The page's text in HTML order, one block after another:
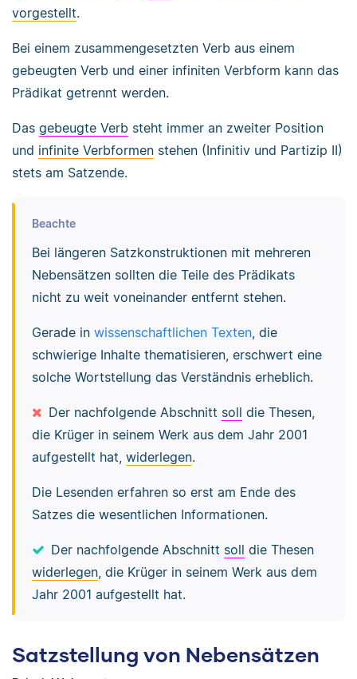
vorgestellt.
Bei einem zusammengesetzten Verb aus einem
gebeugten Verb und einer infiniten Verbform kann das
Prädikat getrennt werden.
Das gebeugte Verb steht immer an zweiter Position
und infinite Verbformen stehen (Infinitiv und Partizip II)
stets am Satzende.
Beachte
Bei längeren Satzkonstruktionen mit mehreren
Nebensätzen sollten die Teile des Prädikats
nicht zu weit voneinander entfernt stehen.
Gerade in wissenschaftlichen Texten, die
schwierige Inhalte thematisieren, erschwert eine
solche Wortstellung das Verständnis erheblich.
Der nachfolgende Abschnitt soll die Thesen,
die Krüger in seinem Werk aus dem Jahr 2001
aufgestellt hat, widerlegen.
Die Lesenden erfahren so erst am Ende des
Satzes die wesentlichen Informationen.
Der nachfolgende Abschnitt soll die Thesen
widerlegen, die Krüger in seinem Werk aus dem
Jahr 2001 aufgestellt hat.
Satzstellung von Nebensätzen